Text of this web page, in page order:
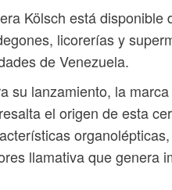
Kölsch está disponible
licorerías y
de Venezuela.
su lanzamiento, la
el origen de esta
llamativa que genera